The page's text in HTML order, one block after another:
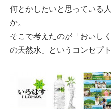
何とかしたいと思っている
か。
そこで考えたのが「おいし
の天然水」というコンセプ